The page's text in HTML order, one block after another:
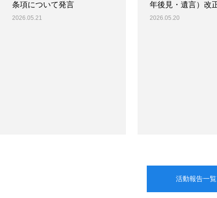
条項について発言
2026.05.21
年後見・遺言）改
2026.05.20
活動報告一覧